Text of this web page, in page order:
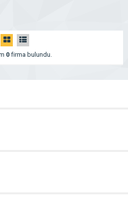
0firma bulundu.